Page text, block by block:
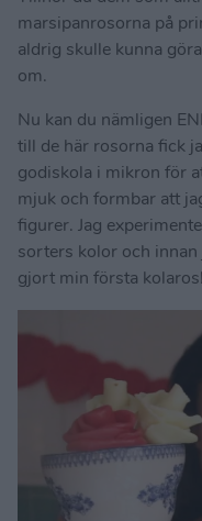
marsipanrosorna på
aldrig skulle kunna göra
om.
Nu kan du nämligen
till de här rosorna fick
godiskola i mikron för
mjuk och formbar att
figurer. Jag
sorters kolor och innan
gjort min första kolaros!